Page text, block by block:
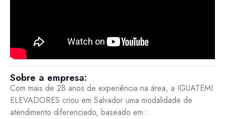
Sobre a empresa:
Com mais de 28 anos de experiência na área, a IGUATEMI
ELEVADORES criou em Salvador uma modalidade de
atendimento diferenciado, baseado em :